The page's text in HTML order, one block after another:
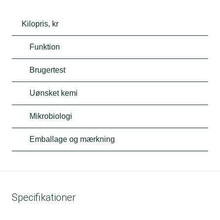
Kilopris, kr
Funktion
Brugertest
Uønsket kemi
Mikrobiologi
Emballage og mærkning
Specifikationer